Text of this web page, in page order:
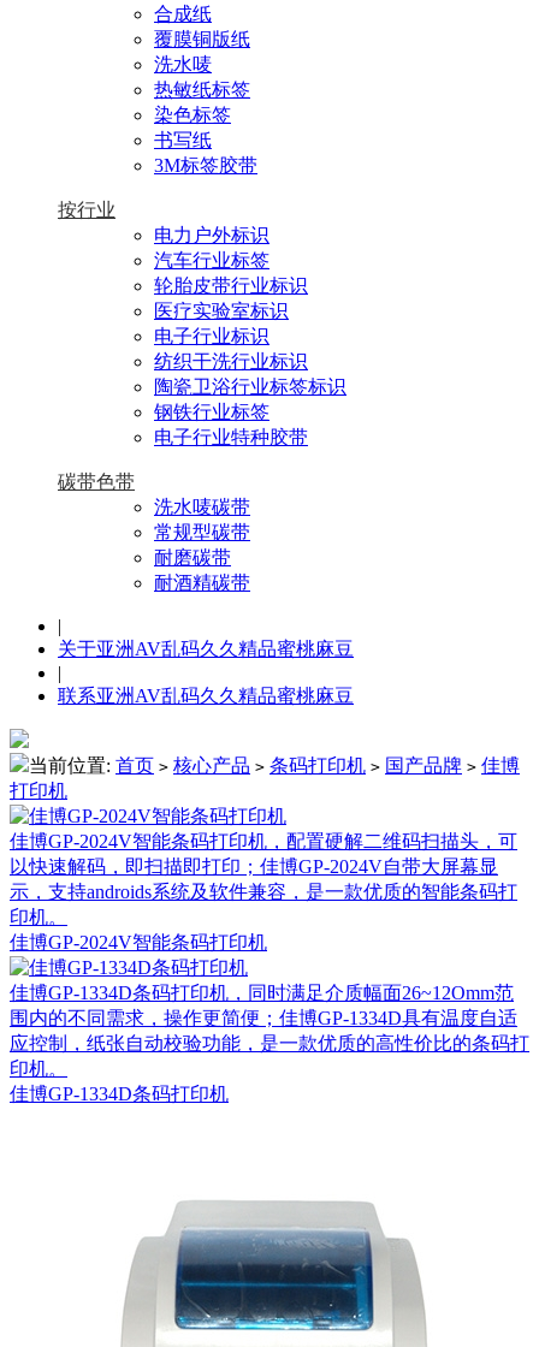
合成纸
覆膜铜版纸
洗水唛
热敏纸标签
染色标签
书写纸
3M标签胶带
按行业
电力户外标识
汽车行业标签
轮胎皮带行业标识
医疗实验室标识
电子行业标识
纺织干洗行业标识
陶瓷卫浴行业标签标识
钢铁行业标签
电子行业特种胶带
碳带色带
洗水唛碳带
常规型碳带
耐磨碳带
耐酒精碳带
|
关于亚洲AV乱码久久精品蜜桃麻豆
|
联系亚洲AV乱码久久精品蜜桃麻豆
当前位置: 首页 > 核心产品 > 条码打印机 > 国产品牌 > 佳博
打印机
佳博GP-2024V智能条码打印机，配置硬解二维码扫描头，可
以快速解码，即扫描即打印；佳博GP-2024V自带大屏幕显
示，支持androids系统及软件兼容​，是一款优质的智能条码打
印机。
佳博GP-2024V智能条码打印机
佳博GP-1334D条码打印机，同时满足介质幅面26~12Omm范
围内的不同需求，操作更简便；佳博GP-1334D​具有温度自适
应控制，纸张自动校验功能，是一款优质的高性价比的条码打
印机。
佳博GP-1334D条码打印机